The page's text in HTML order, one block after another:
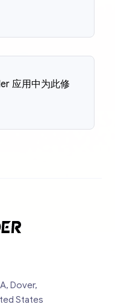
应用中为此修
Dover,
States